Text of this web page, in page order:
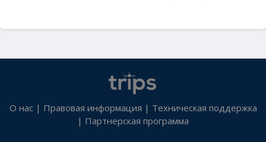
О нас| Правовая информация | Техническая поддержка
| Партнерская программа